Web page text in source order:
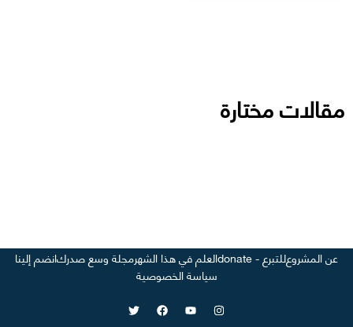
مقالات مختارة
عن المشروعللتبرع - donate العلم في هذا الشهرمجلة وسع صدركانضم إلينا
سياسة الخصوصية